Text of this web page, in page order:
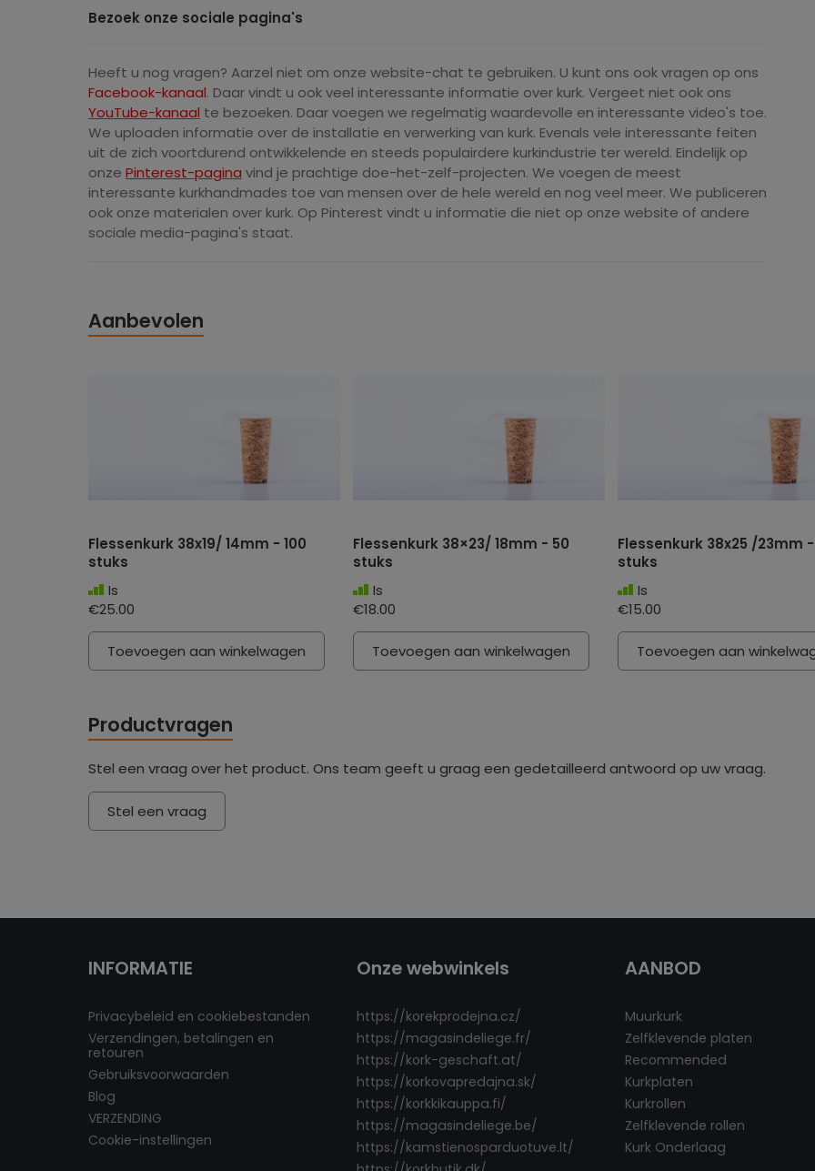
Bezoek onze sociale pagina's
Heeft u nog vragen? Aarzel niet om onze website-chat te gebruiken. U kunt ons ook vragen op ons
Facebook-kanaal. Daar vindt u ook veel interessante informatie over kurk. Vergeet niet ook ons ​​
YouTube-kanaal te bezoeken. Daar voegen we regelmatig waardevolle en interessante video's toe.
We uploaden informatie over de installatie en verwerking van kurk. Evenals vele interessante feiten
uit de zich voortdurend ontwikkelende en steeds populairdere kurkindustrie ter wereld. Eindelijk op
onze Pinterest-pagina vind je prachtige doe-het-zelf-projecten. We voegen de meest
interessante kurkhandmades toe van mensen over de hele wereld en nog veel meer. We publiceren
ook onze materialen over kurk. Op Pinterest vindt u informatie die niet op onze website of andere
sociale media-pagina's staat.
Aanbevolen
Flessenkurk 38x19/ 14mm - 100
stuks
Is
€25.00
Toevoegen aan winkelwagen
Flessenkurk 38×23/ 18mm - 50
stuks
Is
€18.00
Toevoegen aan winkelwagen
Flessenkurk 38x25 /23mm
stuks
Is
€15.00
Toevoegen aan
Productvragen
Stel een vraag over het product. Ons team geeft u graag een gedetailleerd antwoord op uw vraag.
Stel een vraag
INFORMATIE
Privacybeleid en cookiebestanden
Verzendingen, betalingen en
retouren
Gebruiksvoorwaarden
Blog
VERZENDING
Cookie-instellingen
Onze webwinkels
https://korekprodejna.cz/
https://magasindeliege.fr/
https://kork-geschaft.at/
https://korkovapredajna.sk/
https://korkkikauppa.fi/
https://magasindeliege.be/
https://kamstienosparduotuve.lt/
AANBOD
Muurkurk
Zelfklevende platen
Recommended
Kurkplaten
Kurkrollen
Zelfklevende rollen
Kurk Onderlaag